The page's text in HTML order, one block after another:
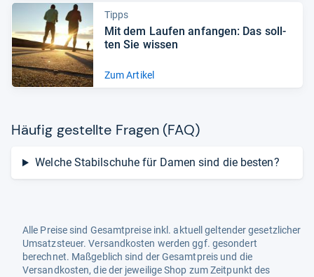
Tipps
Mit dem Lau­fen anfan­gen: Das soll­
ten Sie wis­sen
Zum Artikel
Häu­fig gestellte Fra­gen (FAQ)
Welche Stabilschuhe für Damen sind die besten?
Alle Preise sind Gesamtpreise inkl. aktuell geltender gesetzlicher
Umsatzsteuer. Versandkosten werden ggf. gesondert
berechnet. Maßgeblich sind der Gesamtpreis und die
Versandkosten, die der jeweilige Shop zum Zeitpunkt des